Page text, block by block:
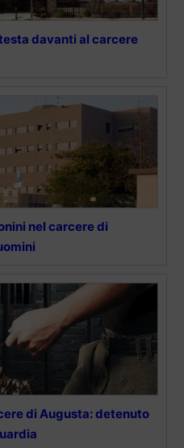
davanti al carcere
nel carcere di
di Augusta: detenuto